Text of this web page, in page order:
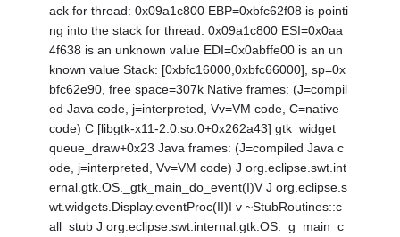
ack for thread: 0x09a1c800 EBP=0xbfc62f08 is pointi
ng into the stack for thread: 0x09a1c800 ESI=0x0aa
4f638 is an unknown value EDI=0x0abffe00 is an un
known value Stack: [0xbfc16000,0xbfc66000], sp=0x
bfc62e90, free space=307k Native frames: (J=compil
ed Java code, j=interpreted, Vv=VM code, C=native
code) C [libgtk-x11-2.0.so.0+0x262a43] gtk_widget_
queue_draw+0x23 Java frames: (J=compiled Java c
ode, j=interpreted, Vv=VM code) J org.eclipse.swt.int
ernal.gtk.OS._gtk_main_do_event(I)V J org.eclipse.s
wt.widgets.Display.eventProc(II)I v ~StubRoutines::c
all_stub J org.eclipse.swt.internal.gtk.OS._g_main_c